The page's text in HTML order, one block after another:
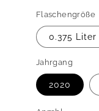
Flaschengröße
0.375 Liter
Jahrgang
2020